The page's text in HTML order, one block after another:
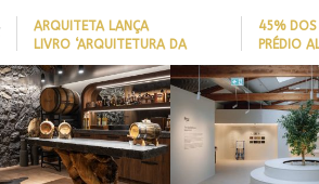
ARQUITETA LANÇA
LIVRO ‘ARQUITETURA DA
LONGEVIDADE’ PARA AJUDAR A
REDUZIR QUEDAS DE IDOSOS
EM CASA E ADAPTAR LARES
SEM REFORMAS
45% DOS
PRÉDIO
ITAJAÍ
PERFIL
O DESIGN
REFORÇA SUA PROJEÇÃO
INTERNACIONAL